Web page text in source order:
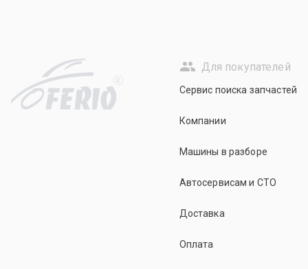
R
Для покупателей
Сервис поиска запчастей
Компании
Машины в разборе
Автосервисам и СТО
Доставка
Оплата